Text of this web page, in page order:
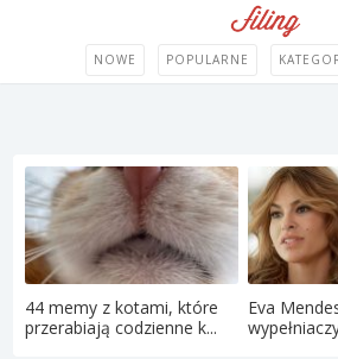
NOWE POPULARNE
44 memy z kotami, które
przerabiają codzienne k...
Eva